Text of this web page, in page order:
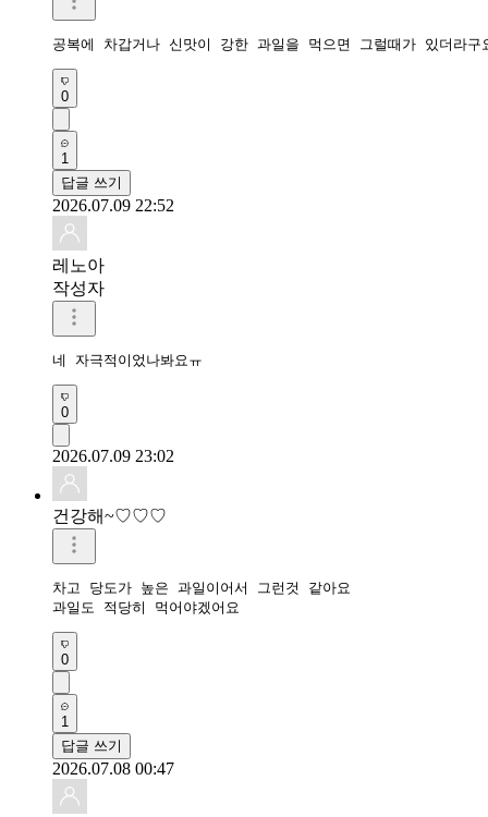
공복에 차갑거나 신맛이 강한 과일을 먹으면 그럴때가 있더라구
0
1
답글 쓰기
2026.07.09 22:52
레노아
작성자
네 자극적이었나봐요ㅠ
0
2026.07.09 23:02
건강해~♡♡♡
차고 당도가 높은 과일이어서 그런것 같아요
과일도 적당히 먹어야겠어요
0
1
답글 쓰기
2026.07.08 00:47